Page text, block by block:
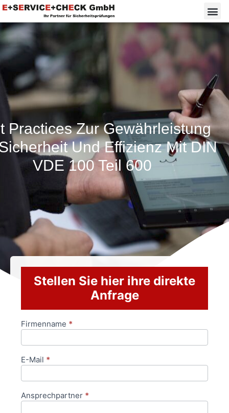
Practices Zur Gewährleistung
Und Effizienz Mit DIN
VDE 100 Teil 600
Stellen Sie hier ihre direkte
Anfrage
Anfrageformular
Firmenname *
E-Mail *
Ansprechpartner *